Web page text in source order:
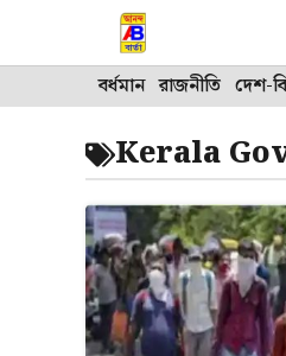
বর্ধমান রাজনীতি দেশ-
Kerala